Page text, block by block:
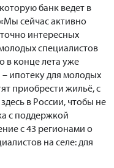
банк ведет в
сейчас активно
интересных
специалистов
в конце лета уже
ипотеку для молодых
приобрести жильё, с
в России, чтобы не
с поддержкой
с 43 регионами о
на селе: для